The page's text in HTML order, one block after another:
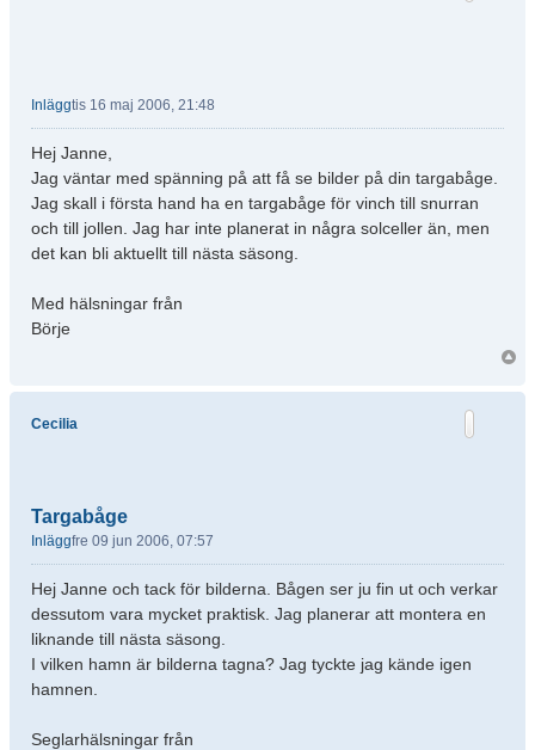
Inläggtis 16 maj 2006, 21:48
Hej Janne,
Jag väntar med spänning på att få se bilder på din targabåge.
Jag skall i första hand ha en targabåge för vinch till snurran
och till jollen. Jag har inte planerat in några solceller än, men
det kan bli aktuellt till nästa säsong.
Med hälsningar från
Börje
Cecilia
Targabåge
Inläggfre 09 jun 2006, 07:57
Hej Janne och tack för bilderna. Bågen ser ju fin ut och verkar
dessutom vara mycket praktisk. Jag planerar att montera en
liknande till nästa säsong.
I vilken hamn är bilderna tagna? Jag tyckte jag kände igen
hamnen.
Seglarhälsningar från